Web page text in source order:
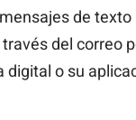
de texto
del correo
digital o su